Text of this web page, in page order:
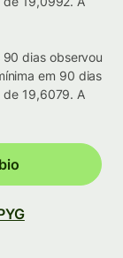
90 dias observou
em 90 dias
19,6079. A